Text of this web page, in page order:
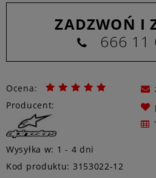
ZADZWOŃ I
666 11
Ocena:
Producent:
Wysyłka w: 1 - 4 dni
Kod produktu: 3153022-12